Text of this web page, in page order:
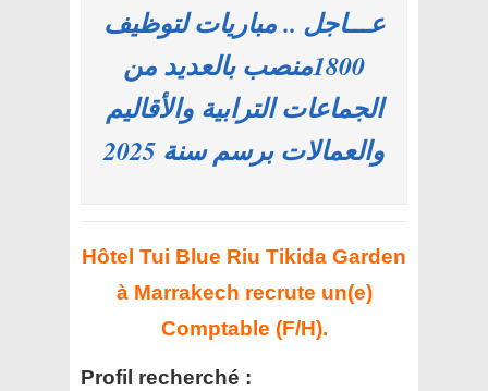
عـــاجل .. مباريات لتوظيف
1800منصب بالعديد من
الجماعات الترابية والأقاليم
والعمالات برسم سنة 2025
Hôtel Tui Blue Riu Tikida Garden
à Marrakech recrute un(e)
Comptable (F/H).
Profil recherché :